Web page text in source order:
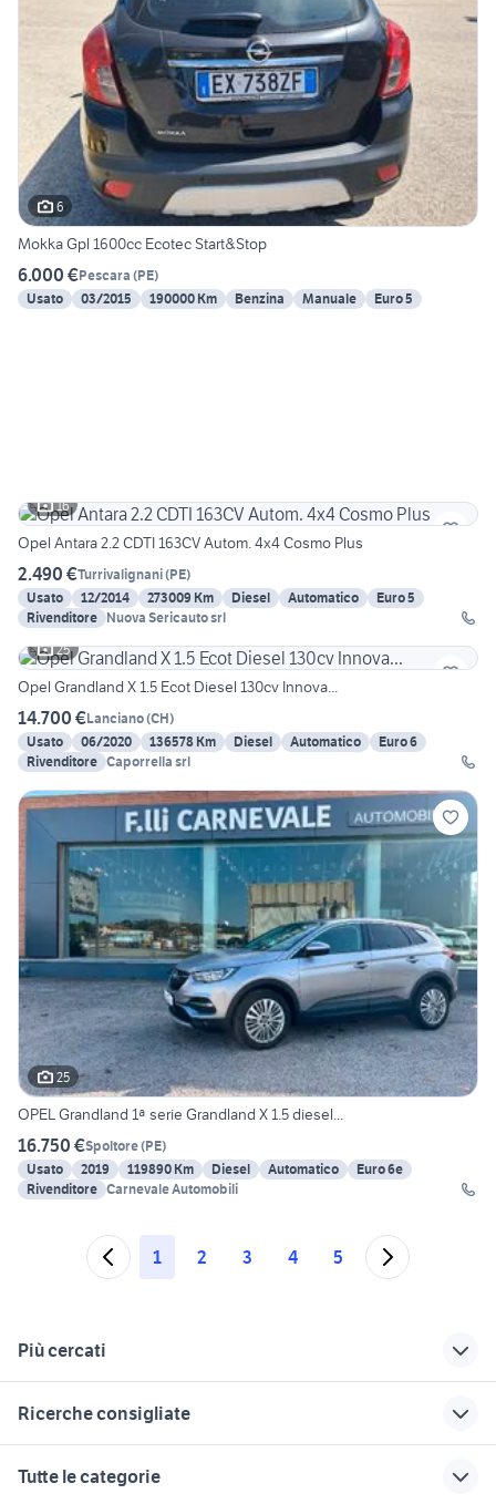
6
Mokka Gpl 1600cc Ecotec Start&Stop
6.000 €Pescara (PE)
Usato
03/2015 190000 Km Benzina Manuale Euro 5
16
Opel Antara 2.2 CDTI 163CV Autom. 4x4 Cosmo Plus
2.490 €Turrivalignani(PE)
Usato
12/2014 273009 Km Diesel Automatico
Euro 5
Rivenditore Nuova Sericauto srl
25
Opel Grandland X 1.5 Ecot Diesel 130cv Innova...
14.700 €Lanciano(CH)
Usato
06/2020 136578 Km Diesel Automatico
Euro 6
Rivenditore Caporrella srl
25
OPEL Grandland 1ª serie Grandland X 1.5 diesel...
16.750 €Spoltore(PE)
Usato
2019 119890 Km Diesel Automatico
Euro 6e
Rivenditore Carnevale Automobili
1 2 3 4 5
Più cercati
auto hyundai berlina
Ricerche consigliate
grande punto accessori auto
Tutte le categorie